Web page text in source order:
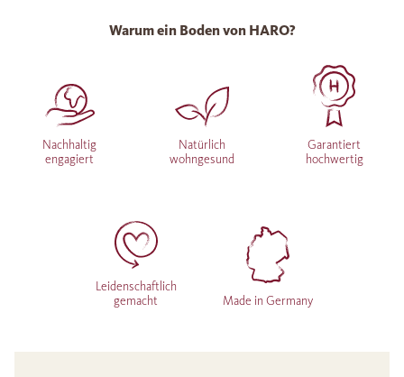
Warum ein Boden von HARO?
Nachhaltig
engagiert
Natürlich
wohngesund
Garantiert
hochwertig
Leidenschaftlich
gemacht
Made in Germany